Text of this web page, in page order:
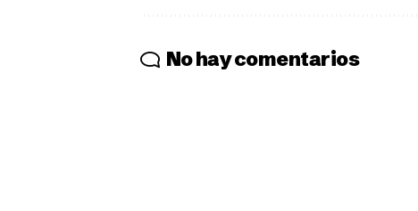
No hay comentarios